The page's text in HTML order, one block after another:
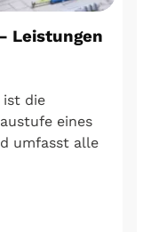
Leistungen
ist die
eines
umfasst alle